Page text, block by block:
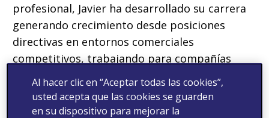
profesional, Javier ha desarrollado su carrera
generando crecimiento desde posiciones
directivas en entornos comerciales
competitivos, trabajando para compañías
multinacionales en diferentes sectores como:
salud, tecnologías de la información, ocio y
entretenimiento, etc
Al hacer clic en “Aceptar todas las cookies”,
usted acepta que las cookies se guarden
en su dispositivo para mejorar la